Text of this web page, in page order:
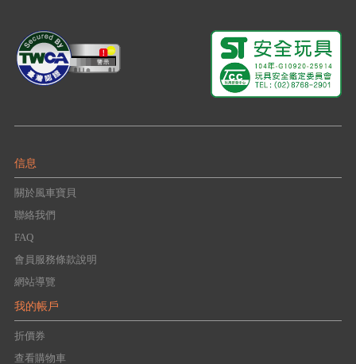
信息
關於風車寶貝
聯絡我們
FAQ
會員服務條款說明
網站導覽
我的帳戶
折價券
查看購物車